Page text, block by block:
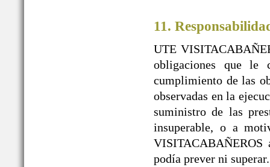
11.
UTE
obligaciones que le
cumplimiento de las
observadas en la
suministro de las
insuperable, o a
VISITACABAÑEROS
podía prever ni superar.